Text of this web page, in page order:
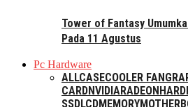
Tower of Fantasy
Pada 11 Agustus
Pc Hardware
ALLCASECOOLER FAN
CARDNVIDIARADEON
SSDLCDMEMORY